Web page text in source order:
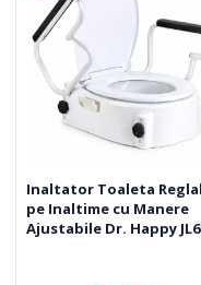
Inaltator Toaleta
pe Inaltime cu Manere
Ajustabile Dr. Happy